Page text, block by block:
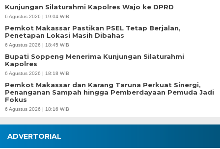
Kunjungan Silaturahmi Kapolres Wajo ke DPRD
6 Agustus 2026 | 19:04 WIB
Pemkot Makassar Pastikan PSEL Tetap Berjalan,
Penetapan Lokasi Masih Dibahas
6 Agustus 2026 | 18:45 WIB
Bupati Soppeng Menerima Kunjungan Silaturahmi
Kapolres
6 Agustus 2026 | 18:18 WIB
Pemkot Makassar dan Karang Taruna Perkuat Sinergi,
Penanganan Sampah hingga Pemberdayaan Pemuda Jadi
Fokus
6 Agustus 2026 | 18:16 WIB
ADVERTORIAL